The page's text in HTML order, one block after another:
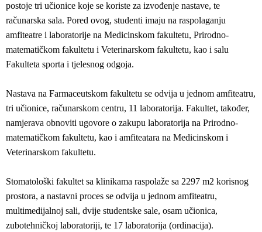
postoje tri učionice koje se koriste za izvođenje nastave, te
računarska sala. Pored ovog, studenti imaju na raspolaganju
amfiteatre i laboratorije na Medicinskom fakultetu, Prirodno-
matematičkom fakultetu i Veterinarskom fakultetu, kao i salu
Fakulteta sporta i tjelesnog odgoja.
Nastava na Farmaceutskom fakultetu se odvija u jednom amfiteatru,
tri učionice, računarskom centru, 11 laboratorija. Fakultet, također,
namjerava obnoviti ugovore o zakupu laboratorija na Prirodno-
matematičkom fakultetu, kao i amfiteatara na Medicinskom i
Veterinarskom fakultetu.
Stomatološki fakultet sa klinikama raspolaže sa 2297 m2 korisnog
prostora, a nastavni proces se odvija u jednom amfiteatru,
multimedijalnoj sali, dvije studentske sale, osam učionica,
zubotehničkoj laboratoriji, te 17 laboratorija (ordinacija).